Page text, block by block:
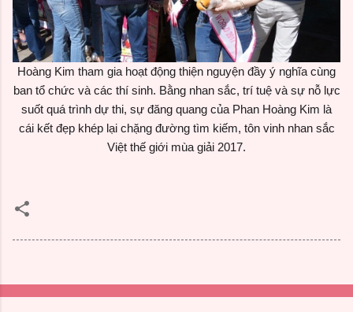
Hoàng Kim tham gia hoạt động thiện nguyện đầy ý nghĩa cùng
ban tổ chức và các thí sinh. Bằng nhan sắc, trí tuệ và sự nỗ lực
suốt quá trình dự thi, sự đăng quang của Phan Hoàng Kim là
cái kết đẹp khép lại chặng đường tìm kiếm, tôn vinh nhan sắc
Việt thế giới mùa giải 2017.